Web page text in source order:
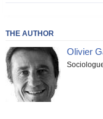
THE AUTHOR
Olivier